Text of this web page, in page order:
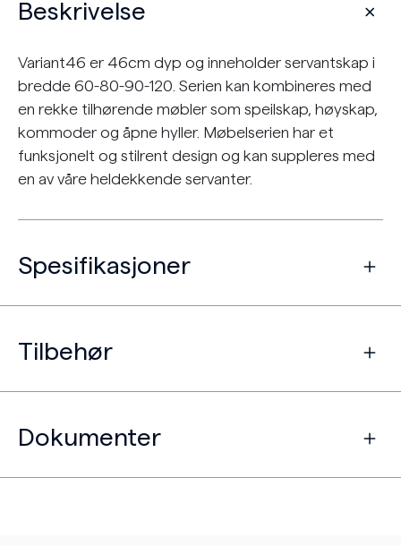
Beskrivelse
Variant46 er 46cm dyp og inneholder servantskap i
bredde 60-80-90-120. Serien kan kombineres med
en rekke tilhørende møbler som speilskap, høyskap,
kommoder og åpne hyller. Møbelserien har et
funksjonelt og stilrent design og kan suppleres med
en av våre heldekkende servanter.
Spesifikasjoner
Tilbehør
Dokumenter